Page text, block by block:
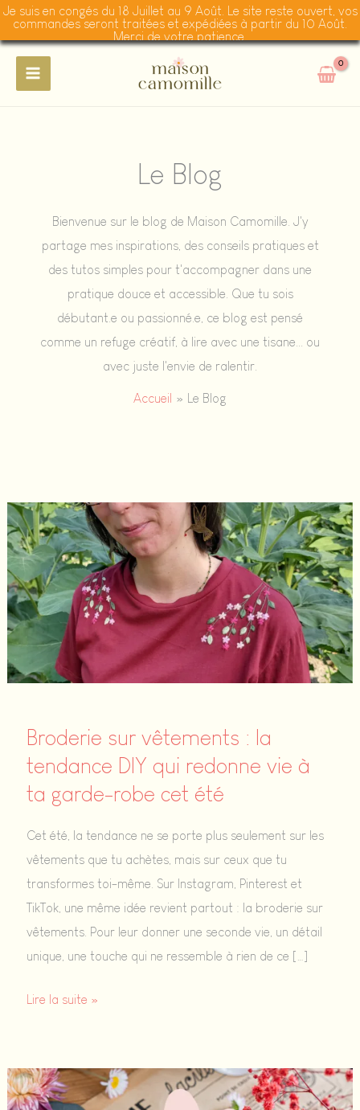
Je suis en congés du 18 Juillet au 9 Août. Le site reste ouvert, vos
commandes seront traitées et expédiées à partir du 10 Août.
Merci de votre patience.
Aller
Le Blog
Bienvenue sur le blog de Maison Camomille. J'y
partage mes inspirations, des conseils pratiques et
des tutos simples pour t'accompagner dans une
pratique douce et accessible. Que tu sois
débutant.e ou passionné.e, ce blog est pensé
comme un refuge créatif, à lire avec une tisane... ou
avec juste l'envie de ralentir.
Accueil Le Blog
Broderie sur vêtements : la
tendance DIY qui redonne vie à
ta garde-robe cet été
Cet été, la tendance ne se porte plus seulement sur les
vêtements que tu achètes, mais sur ceux que tu
transformes toi-même. Sur Instagram, Pinterest et
TikTok, une même idée revient partout : la broderie sur
vêtements. Pour leur donner une seconde vie, un détail
unique, une touche qui ne ressemble à rien de ce […]
Broderie
:
la
Lire la suite »